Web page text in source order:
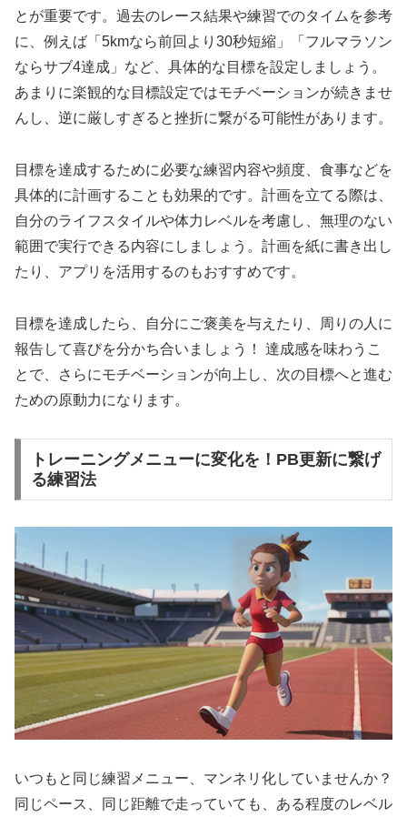
とが重要です。過去のレース結果や練習でのタイムを参考
に、 例えば「5kmなら前回より30秒短縮」「フルマラソン
ならサブ4達成」など、具体的な目標を設定 しましょう。
あまりに楽観的な目標設定ではモチベーションが続きませ
んし、逆に厳しすぎると挫折に繋がる可能性があります。
目標を達成するために必要な練習内容や頻度、食事などを
具体的に計画することも効果的です。計画を立てる際は、
自分のライフスタイルや体力レベルを考慮し、無理のない
範囲で実行できる内容にしましょう。計画を紙に書き出し
たり、アプリを活用するのもおすすめです。
目標を達成したら、自分にご褒美を与えたり、周りの人に
報告して喜びを分かち合いましょう！
達成感を味わうこ
とで、さらにモチベーションが向上し、次の目標へと進む
ための原動力になります。
トレーニングメニューに変化を！PB更新に繋げ
る練習法
いつもと同じ練習メニュー、マンネリ化していませんか？
同じペース、同じ距離で走っていても、ある程度のレベル